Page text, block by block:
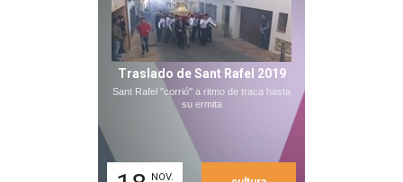
Traslado de Sant Rafel 2019
Sant Rafel "corrió" a ritmo de traca hasta
su ermita
NOV.